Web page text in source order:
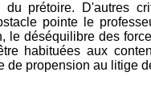
prétoire. D'autres
pointe le
le déséquilibre des
habituées aux
de propension au litige